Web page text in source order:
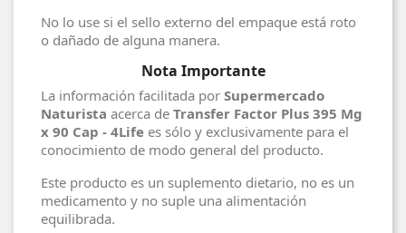
No lo use si el sello externo del empaque está roto
o dañado de alguna manera.
Nota Importante
La información facilitada por Supermercado
Naturista acerca de Transfer Factor Plus 395 Mg
x 90 Cap - 4Life es sólo y exclusivamente para el
conocimiento de modo general del producto.
Este producto es un suplemento dietario, no es un
medicamento y no suple una alimentación
equilibrada.